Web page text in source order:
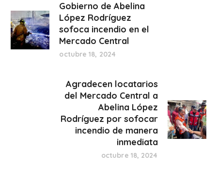
Gobierno de Abelina
López Rodríguez
sofoca incendio en el
Mercado Central
octubre 18, 2024
Agradecen locatarios
del Mercado Central a
Abelina López
Rodríguez por sofocar
incendio de manera
inmediata
octubre 18, 2024